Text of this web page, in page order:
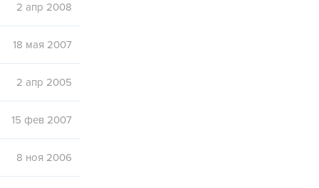
2 апр 2008
18 мая 2007
2 апр 2005
15 фев 2007
8 ноя 2006